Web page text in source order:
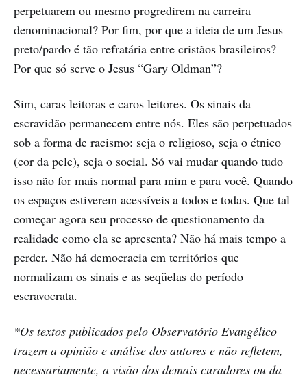
perpetuarem ou mesmo progredirem na carreira
denominacional? Por fim, por que a ideia de um Jesus
preto/pardo é tão refratária entre cristãos brasileiros?
Por que só serve o Jesus “Gary Oldman”?
Sim, caras leitoras e caros leitores. Os sinais da
escravidão permanecem entre nós. Eles são perpetuados
sob a forma de racismo: seja o religioso, seja o étnico
(cor da pele), seja o social. Só vai mudar quando tudo
isso não for mais normal para mim e para você. Quando
os espaços estiverem acessíveis a todos e todas. Que tal
começar agora seu processo de questionamento da
realidade como ela se apresenta? Não há mais tempo a
perder. Não há democracia em territórios que
normalizam os sinais e as seqüelas do período
escravocrata.
*Os textos publicados pelo Observatório Evangélico
trazem a opinião e análise dos autores e não refletem,
necessariamente, a visão dos demais curadores ou da